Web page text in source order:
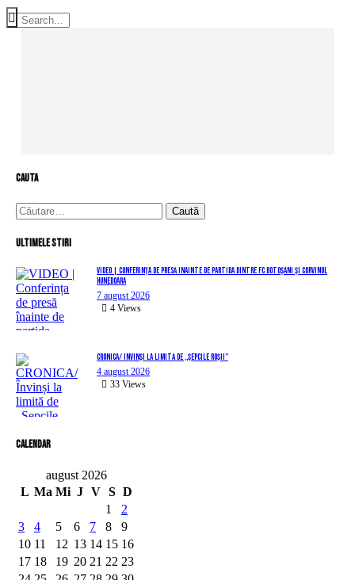
cauta
Caută
după:
Ultimele stiri
VIDEO | Conferința de presă înainte de partida dintre FC Botoșani și Corvinul
Hunedoara
7 august 2026
4 Views
CRONICA/ Învinși la limită de „Șepcile Roșii”
4 august 2026
33 Views
Calendar
august 2026
L Ma Mi J V S D
1
2
3
4 5 6 7 8
9
10 11 12 13 14 15 16
17 18 19 20 21 22 23